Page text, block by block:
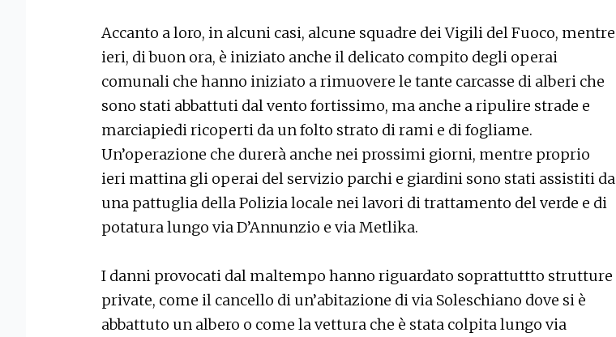
Accanto a loro, in alcuni casi, alcune squadre dei Vigili del Fuoco, mentre
ieri, di buon ora, è iniziato anche il delicato compito degli operai
comunali che hanno iniziato a rimuovere le tante carcasse di alberi che
sono stati abbattuti dal vento fortissimo, ma anche a ripulire strade e
marciapiedi ricoperti da un folto strato di rami e di fogliame.
Un’operazione che durerà anche nei prossimi giorni, mentre proprio
ieri mattina gli operai del servizio parchi e giardini sono stati assistiti da
una pattuglia della Polizia locale nei lavori di trattamento del verde e di
potatura lungo via D’Annunzio e via Metlika.
I danni provocati dal maltempo hanno riguardato soprattuttto strutture
private, come il cancello di un’abitazione di via Soleschiano dove si è
abbattuto un albero o come la vettura che è stata colpita lungo via